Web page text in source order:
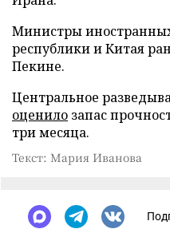
Министры
республики и Китая
Пекине.
Центральное
оценило запас
три месяца.
Текст: Мария Иванова